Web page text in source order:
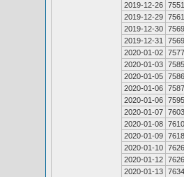
2019-12-26
2019-12-29
2019-12-30
2019-12-31
2020-01-02
2020-01-03
2020-01-05
2020-01-06
2020-01-06
2020-01-07
2020-01-08
2020-01-09
2020-01-10
2020-01-12
2020-01-13